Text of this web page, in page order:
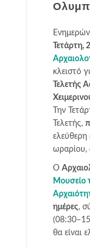
Τετάρτη,
κλειστό
Τελετής
Την
Τελετής,
ελεύθερη
ωραρίου,
Ο
Μουσείο
ημέρες,
θα είναι